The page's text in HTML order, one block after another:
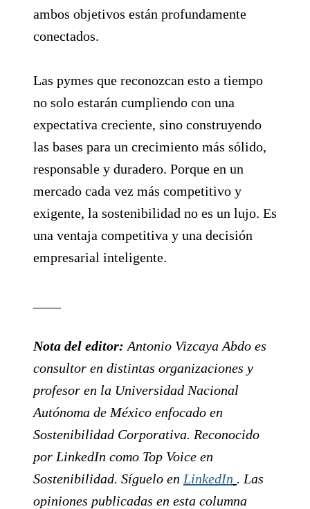
ambos objetivos están profundamente
conectados.
Las pymes que reconozcan esto a tiempo
no solo estarán cumpliendo con una
expectativa creciente, sino construyendo
las bases para un crecimiento más sólido,
responsable y duradero. Porque en un
mercado cada vez más competitivo y
exigente, la sostenibilidad no es un lujo. Es
una ventaja competitiva y una decisión
empresarial inteligente.
Nota del editor: Antonio Vizcaya Abdo es
consultor en distintas organizaciones y
profesor en la Universidad Nacional
Autónoma de México enfocado en
Sostenibilidad Corporativa. Reconocido
por LinkedIn como Top Voice en
Sostenibilidad. Síguelo en LinkedIn . Las
opiniones publicadas en esta columna